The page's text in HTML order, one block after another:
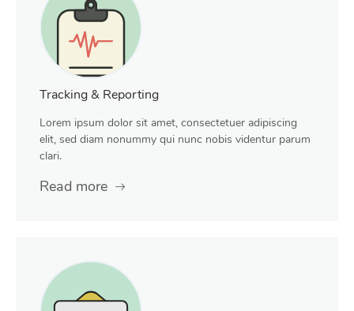
Tracking & Reporting
Lorem ipsum dolor sit amet, consectetuer adipiscing
elit, sed diam nonummy qui nunc nobis videntur parum
clari.
Read more